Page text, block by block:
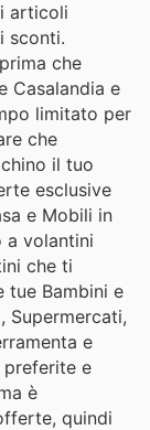
articoli
sconti.
che
Casalandia e
limitato per
che
il tuo
esclusive
e Mobili in
a volantini
che ti
tue Bambini e
Supermercati,
e
preferite e
è
quindi